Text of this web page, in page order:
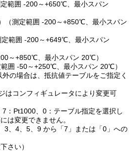
定範囲 -200～+650℃、最小スパン
（測定範囲 -200～+850℃、最小スパン
定範囲 -200～+649℃、最小スパン
～+850℃、最小スパン 20℃）
囲 -50～+250℃、最小スパン 20℃）
外の場合は、抵抗値テーブルをご指定く
はコンフィギュレータにより変更可
：Pt1000、0：テーブル指定を選択し
は変更できません。
3、4、5、9 から「7」または「0」への
さい）